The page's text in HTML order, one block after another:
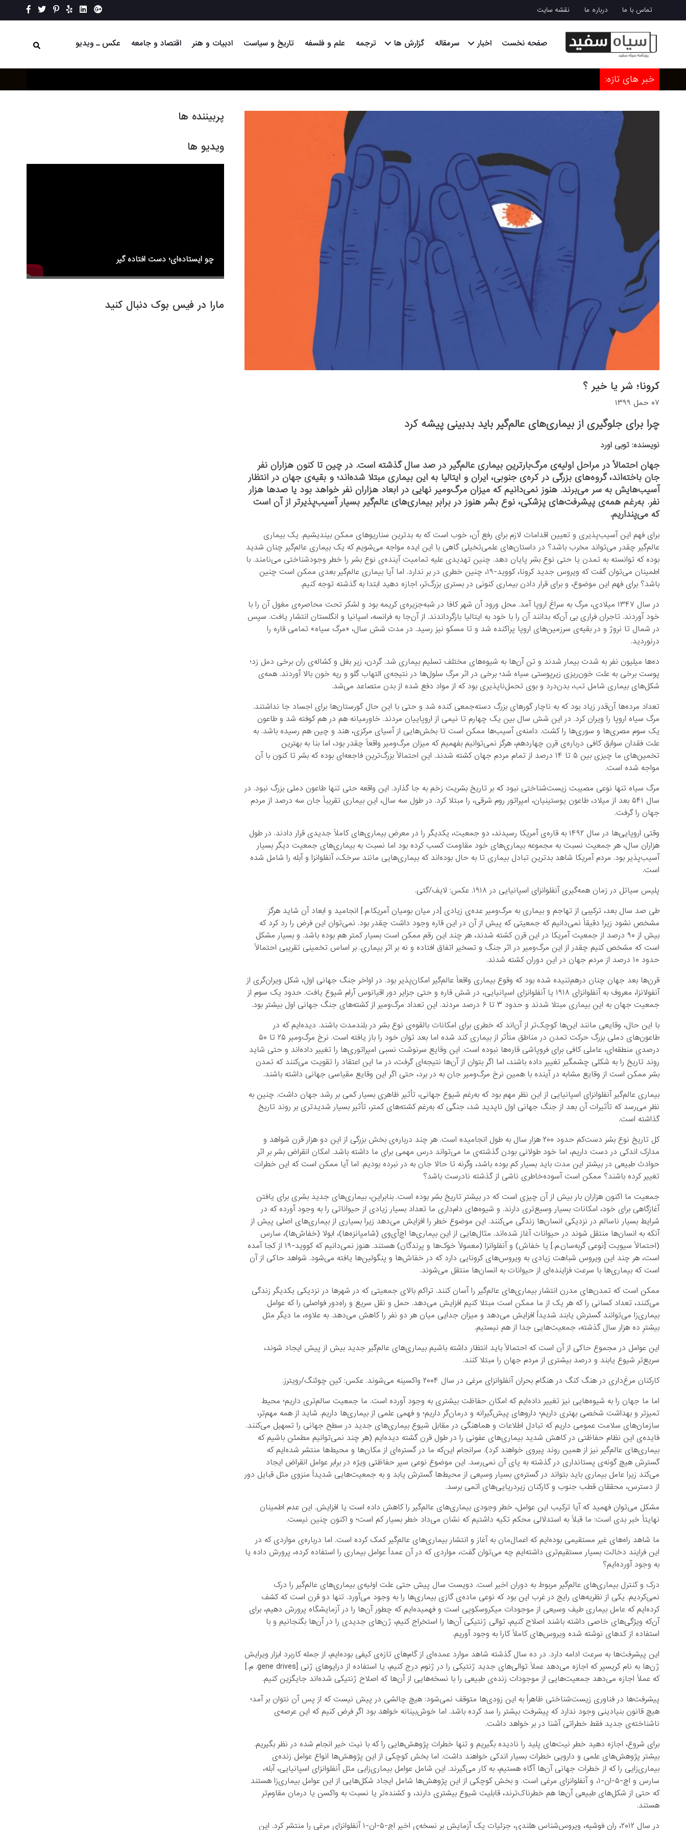
تماس با ما درباره ما نقشه سایت
صفحه نخست اخبار سرمقاله گزارش ها ترجمه علم و فلسفه تاریخ و سیاست ادبیات و هنر اقتصاد و جامعه عکس ـ ویدیو
خبر های تازه:
پربیننده ها
ویدیو ها
چو ایستاده‌ای؛ دست افتاده گیر
مارا در فیس بوک دنبال کنید
کرونا؛ شر یا خیر ؟
۰۷ حمل ۱۳۹۹
چرا برای جلوگیری از بیماری‌های عالم‌گیر باید بدبینی پیشه کرد
نویسنده: توبی اورد
جهان احتمالاً در مراحل اولیه‌ی مرگ‌بارترین بیماری عالم‌گیر در صد سال گذشته است. در چین تا کنون هزاران نفر
جان باخته‌اند، گروه‌های بزرگی در کره‌ی جنوبی، ایران و ایتالیا به این بیماری مبتلا شده‌اند؛ و بقیه‌ی جهان در انتظار
آسیب‌هایش به سر می‌برند. هنوز نمی‌دانیم که میزان مرگ‌و‌میر نهایی در ابعاد هزاران نفر خواهد بود یا صدها هزار
نفر. به‌رغم همه‌ی پیشرفت‌های پزشکی، نوع بشر هنوز در برابر بیماری‌های عالم‌گیر بسیار آسیب‌پذیرتر از آن است
که می‌پنداریم.
برای فهم این آسیب‌پذیری‌ و تعیین اقدامات لازم برای رفع آن، خوب است که به بدترین سناریو‌های ممکن بیندیشیم. یک بیماری
عالم‌گیر چقدر می‌تواند مخرب باشد؟ در داستان‌های علمی‌تخیلی گاهی با این ایده مواجه می‌شویم که یک بیماری عالم‌گیر چنان شدید
بوده که توانسته به تمدن یا حتی نوع بشر پایان دهد. چنین تهدیدی علیه تمامیت آینده‌ی نوع بشر را خطر وجودشناختی می‌نامند. با
اطمینان می‌توان گفت که ویروس جدید کرونا، کووید-۱۹، چنین خطری در بر ندارد. اما آیا بیماری عالم‌گیر بعدی ممکن است چنین
باشد؟ برای فهم این موضوع، و برای قرار دادن بیماری کنونی در بستری بزرگ‌تر، اجازه دهید ابتدا به گذشته توجه کنیم.
در سال ۱۳۴۷ میلادی، مرگ به سراغ اروپا آمد. محل ورود آن شهر کافا در شبه‌جزیره‌ی کریمه بود و لشکر تحت محاصره‌ی مغول آن را با
خود آوردند. تاجران فراری بی ‌‌آن‌که بدانند آن را با خود به ایتالیا بازگرداندند. از آن‌جا به فرانسه، اسپانیا و انگلستان انتشار یافت. سپس
در شمال تا نروژ و در بقیه‌ی سرزمین‌های اروپا پراکنده شد و تا مسکو نیز رسید. در مدت شش سال، «مرگ سیاه» تمامی قاره را
درنوردید.
ده‌ها میلیون نفر به شدت بیمار شدند و تن آن‌ها به شیوه‌های مختلف تسلیم بیماری شد. گردن، زیر بغل و کشاله‌ی ران برخی دمل‌ زد؛
پوست برخی به علت خون‌ریزی زیر‌پوستی سیاه شد؛ برخی در اثر مرگ سلول‌ها در نتیجه‌ی التهاب گلو و ریه خون بالا آوردند. همه‌ی
شکل‌های بیماری شامل تب، بدن‌درد و بوی تحمل‌ناپذیری بود که از مواد دفع شده از بدن متصاعد می‌شد.
تعداد مرده‌ها آن‌قدر زیاد بود که به ناچار گورهای بزرگ دسته‌جمعی کنده شد و حتی با این حال گورستان‌ها برای اجساد جا نداشتند.
مرگ سیاه اروپا را ویران کرد. در این شش سال بین یک چهارم تا نیمی از اروپاییان مردند. خاورمیانه هم در هم کوفته شد و طاعون
یک سوم مصری‌ها و سوری‌ها را کشت. دامنه‌ی آسیب‌ها ممکن است تا بخش‌هایی از آسیای مرکزی، هند و چین هم رسیده باشد. به
علت فقدان سوابق کافی درباره‌ی قرن چهاردهم، هرگز نمی‌توانیم بفهمیم که میزان مرگ‌و‌میر واقعاً چقدر بود، اما بنا به بهترین
تخمین‌های ما چیزی بین ۵ تا ۱۴ درصد از تمام مردم جهان کشته شدند. این احتمالاً بزرگ‌ترین فاجعه‌ای بوده که بشر تا کنون با آن
مواجه شده است.
مرگ سیاه تنها نوعی مصیبت زیست‌شناختی نبود که بر تاریخ بشریت زخم به جا گذارد. این واقعه حتی تنها طاعون دملی بزرگ نبود. در
سال ۵۴۱ بعد از میلاد، طاعون یوستینیان، امپراتور روم شرقی، را مبتلا کرد. در طول سه سال، این بیماری تقریباً جان سه درصد از مردم
جهان را گرفت.
وقتی اروپایی‌ها در سال ۱۴۹۲ به قاره‌ی آمریکا رسیدند، دو جمعیت، یکدیگر را در معرض بیماری‌های کاملاً جدیدی قرار دادند. در طول
هزاران سال، هر جمعیت نسبت به مجموعه بیماری‌های خود مقاومت کسب کرده بود اما نسبت به بیماری‌های جمعیت دیگر بسیار
آسیب‌پذیر بود. مردم آمریکا شاهد بدترین تبادل بیماری تا به حال بوده‌اند که بیماری‌هایی مانند سرخک، آنفلوانزا و آبله را شامل شده
است.
پلیس سیاتل در زمان همه‌گیری آنفلوانزای اسپانیایی در ۱۹۱۸. عکس: لایف/گتی.
طی صد سال بعد، ترکیبی از تهاجم و بیماری به مرگ‌و‌میر عده‌ی زیادی [در میان بومیان آمریکا.م.] انجامید و ابعاد آن شاید هرگز
مشخص نشود زیرا دقیقاً نمی‌دانیم که جمعیتی که پیش از آن در این قاره وجود داشت چقدر بود. نمی‌توان این فرض را رد کرد که
بیش از ۹۰ درصد از جمعیت آمریکا در این قرن کشته‌ شدند، هر چند این رقم ممکن است بسیار کمتر هم بوده باشد. و بسیار مشکل
است که مشخص کنیم چقدر از این مرگ‌و‌میر در اثر جنگ و تسخیر اتفاق افتاده و نه بر اثر بیماری. بر اساس تخمینی تقریبی احتمالاً
حدود ۱۰ درصد از مردم جهان در این دوران کشته شدند.
قرن‌ها بعد جهان چنان درهم‌تنیده شده بود که وقوع بیماری واقعاً عالم‌گیر امکان‌پذیر بود. در اواخر جنگ جهانی اول، شکل ویران‌گری از
آنفولانزا، معروف به آنفلوانزای ۱۹۱۸ یا آنفلوانزای اسپانیایی، در شش قاره و حتی جزایر دور اقیانوس آرام شیوع یافت. حدود یک سوم از
جمعیت جهان به این بیماری مبتلا شدند و حدود ۳ تا ۶ درصد مردند. این تعداد مرگ‌و‌میر از کشته‌های جنگ جهانی اول بیشتر بود.
با این حال، وقایعی مانند این‌ها کوچک‌تر از آن‌اند که خطری برای امکانات بالقوه‌ی نوع بشر در بلندمدت باشند. دیده‌ایم که در
طاعون‌های دملی بزرگ حرکت تمدن در مناطق متأثر از بیماری کند شده اما بعد توان خود را باز یافته است. نرخ مرگ‌و‌میر ۲۵ تا ۵۰
درصدیِ منطقه‌ای، عاملی کافی برای فروپاشی قاره‌ها نبوده است. این وقایع سرنوشت نسبی امپراتوری‌ها را تغییر داده‌اند و حتی شاید
روند تاریخ را به شکلی چشمگیر تغییر داده باشند، اما اگر بتوان از آن‌ها نتیجه‌ای گرفت، در ما این اعتقاد را تقویت می‌کنند که تمدن
بشر ممکن است از وقایع مشابه در آینده با همین نرخ مرگ‌و‌میر جان به در برد، حتی اگر این وقایع مقیاسی جهانی داشته باشند.
بیماری عالم‌گیر آنفلوانزای اسپانیایی از این نظر مهم بود که به‌رغم شیوع جهانی، تأثیر ظاهری بسیار کمی بر رشد جهان داشت. چنین به
نظر می‌رسد که تأثیرات آن بعد از جنگ جهانی اول ناپدید شد، جنگی که به‌رغم کشته‌های کمتر، تأثیر بسیار شدیدتری بر روند تاریخ
گذاشته است.
کل تاریخ نوع بشر دست‌کم حدود ۲۰۰ هزار سال به طول انجامیده است. هر چند درباره‌ی بخش بزرگی از این دو هزار قرن شواهد و
مدارک اندکی در دست داریم، اما خود طولانی بودن گذشته‌ی ما می‌تواند درس مهمی برای ما داشته باشد. امکان انقراض بشر بر اثر
حوادث طبیعی در بیشتر این مدت‌ باید بسیار کم بوده باشد، وگرنه تا حالا جان به در نبرده بودیم. اما آیا ممکن است که این خطرات
تغییر کرده باشند؟ ممکن است آسوده‌خاطری ناشی از گذشته نادرست باشد؟
جمعیت ما اکنون هزاران بار بیش از آن چیزی است که در بیشتر تاریخ بشر بوده است. بنابراین، بیماری‌های جدید بشری برای یافتن
آغازگاهی برای خود، امکانات بسیار وسیع‌تری دارند. و شیوه‌های دام‌داری ما تعداد بسیار زیادی از حیواناتی را به وجود آورده که در
شرایط بسیار ناسالم در نزدیکی انسان‌ها زندگی می‌کنند. این موضوع خطر را افزایش می‌دهد زیرا بسیاری از بیماری‌های اصلی پیش از
آنکه به انسان‌ها منتقل شوند در حیوانات آغاز شده‌اند. مثال‌هایی از این بیماری‌ها اچ‌آی‌وی (شامپانزه‌ها)، ابولا (خفاش‌ها)، سارس
(احتمالاً سیویت [نوعی گربه‌سان.م.] یا خفاش) و آنفلوانزا (معمولاً خوک‌ها و پرندگان) هستند. هنوز نمی‌دانیم که کووید-۱۹ از کجا آمده
است، هر چند این ویروس شباهت زیادی به ویروس‌های کرونایی دارد که در خفاش‌ها و پنگولین‌ها یافته می‌شود. شواهد حاکی از آن
است که بیماری‌ها با سرعت فزاینده‌ای از حیوانات به انسان‌ها منتقل می‌شوند.
ممکن است که تمدن‌های مدرن انتشار بیماری‌های عالم‌گیر را آسان کنند. تراکم بالای جمعیتی که در شهرها در نزدیکی یکدیگر زندگی
می‌کنند، تعداد کسانی را که هر یک از ما ممکن است مبتلا کنیم افزایش می‌دهد. حمل و نقل سریع و راهِ‌دور فواصلی را که عوامل
بیماری‌زا می‌توانند گسترش یابند شدیداً افزایش می‌دهد و میزان جدایی میان هر دو نفر را کاهش می‌دهد. به علاوه، ما دیگر مثل
بیشترِ ده هزار سال گذشته، جمعیت‌هایی جدا از هم نیستیم.
این عوامل در مجموع حاکی از آن است که احتمالاً باید انتظار داشته باشیم بیماری‌های عالم‌گیر جدید‌ بیش از پیش ایجاد شوند،
سریع‌تر شیوع یابند و درصد بیشتری از مردم جهان را مبتلا کنند.
کارکنان مرغ‌داری در هنگ کنگ در هنگام بحران آنفلوانزای مرغی در سال ۲۰۰۴ واکسینه می‌شوند. عکس: کین چوئنگ/رویترز.
اما ما جهان را به شیوه‌هایی نیز تغییر داده‌ایم که امکان حفاظت بیشتری به وجود آورده است. ما جمعیت سالم‌تری داریم؛ محیط
تمیزتر و بهداشت شخصی بهتری داریم؛ داروهای پیش‌گیرانه و درمان‌گر داریم؛ و فهمی علمی از بیماری‌ها داریم. شاید از همه‌ مهم‌تر،
سازمان‌های سلامت عمومی داریم که تبادل اطلاعات و هماهنگی در مقابل شیوع بیماری‌های جدید در سطح جهانی را تسهیل می‌کنند.
فایده‌ی این نظام حفاظتی در کاهش شدید بیماری‌های عفونی را در طول قرن گشته دیده‌ایم (هر چند نمی‌توانیم مطمئن باشیم که
بیماری‌های عالم‌گیر نیز از همین روند پیروی خواهند کرد). سرانجام این‌که ما در گستره‌ای از مکان‌ها و محیط‌ها منتشر شده‌ایم که
گسترش هیچ گونه‌ی پستانداری در گذشته به پای آن نمی‌رسد. این موضوع نوعی سپر حفاظتی ویژه در برابر عوامل انقراض ایجاد
می‌کند زیرا عامل بیماری باید بتواند در گستره‌ی بسیار وسیعی از محیط‌ها گسترش یابد و به جمعیت‌هایی شدیداً منزوی مثل قبایل دور
از دسترس، محققان قطب جنوب و کارکنان زیردریایی‌های اتمی برسد.
مشکل می‌توان فهمید که آیا ترکیب این عوامل، خطر وجودی بیماری‌های عالم‌گیر را کاهش داده است یا افزایش. این عدم اطمینان
نهایتاً خبر بدی است: ما قبلاً به استدلالی محکم تکیه داشتیم که نشان می‌داد خطر بسیار کم است؛ و اکنون چنین نیست.
ما شاهد راه‌های غیر مستقیمی بوده‌ایم که اعمال‌مان به آغاز و انتشار بیماری‌های عالم‌گیر کمک کرده است. اما درباره‌ی مواردی که در
این فرایند دخالت بسیار مستقیم‌تری داشته‌ایم چه می‌توان گفت، مواردی که در آن عمداً عوامل بیماری را استفاده‌ کرده، پرورش داده یا
به وجود آورده‌ایم؟
درک و کنترل بیماری‌های عالم‌گیر مربوط به دوران اخیر است. دویست سال پیش حتی علت اولیه‌ی بیماری‌های عالم‌گیر را درک
نمی‌کردیم. یکی از نظریه‌ها‌ی رایج در غرب این بود که نوعی ماده‌ی گازی بیماری‌ها را به وجود می‌آورد. تنها دو قرن است که کشف
کرده‌ایم که عامل بیماری طیف وسیعی از موجودات میکروسکوپی است و فهمیده‌ایم که چطور آن‌ها را در آزمایشگاه پرورش دهیم، برای
آن‌که ویژگی‌های خاصی داشته باشند اصلاح کنیم، توالی ژنتیکی آن‌ها را استخراج کنیم، ژن‌های جدیدی را در آن‌ها بگنجانیم و با
استفاده از کدهای نوشته شده ویروس‌های کاملاً کارا به وجود آوریم.
این پیشرفت‌ها به سرعت ادامه دارد. در ده سال گذشته شاهد موارد عمده‌ای از گام‌های تازه‌ی کیفی بوده‌ایم، از جمله کاربرد ابزار ویرایش
ژن‌ها به نام کریسپر که اجازه می‌دهد عملاً توالی‌های جدید ژنتیکی را در ژنوم درج کنیم، یا استفاده از درایو‌های ژنی [gene drives. م.]
که عملاً اجازه می‌دهد جمعیت‌هایی از موجودات زنده‌ی طبیعی را با نسخه‌هایی از آن‌ها که اصلاح ژنتیکی شده‌اند جایگزین کنیم.
پیشرفت‌ها در فناوری زیست‌شناختی ظاهراً به این زودی‌ها متوقف نمی‌شود: هیچ چالشی در پیش نیست که از پس آن نتوان بر آمد؛
هیچ قانون بنیادینی وجود ندارد که پیشرفت بیشتر را سد کرده باشد. اما خوش‌بینانه خواهد بود اگر فرض کنیم که این عرصه‌ی
ناشناخته‌ی جدید فقط خطراتی آشنا در بر خواهد داشت.
برای شروع، اجازه دهید خطر نیت‌های پلید را نادیده بگیریم و تنها خطرات پژوهش‌هایی را که با نیت خیر انجام شده در نظر بگیریم.
بیشتر پژوهش‌های علمی و دارویی خطرات بسیار اندکی خواهند داشت. اما بخش کوچکی از این پژوهش‌ها انواع عوامل زنده‌ی
بیماری‌زایی را که از خطرات جهانی آن‌ها آگاه هستیم، به کار می‌گیرند. این شامل عوامل بیماری‌زایی مثل آنفلوانزای اسپانیایی، آبله،
سارس و اچ-۵-ان-۱، و آنفلوانزای مرغی است. و بخش کوچکی از این پژوهش‌ها شامل ایجاد شکل‌هایی از این عوامل بیماری‌زا هستند
که حتی از شکل‌های طبیعی آن‌ها هم خطرناک‌ترند، قابلیت شیوع بیشتری دارند، و کشنده‌تر یا نسبت به واکسن یا درمان مقاوم‌تر
هستند.
در سال ۲۰۱۲، ران فوشیه، ویروس‌شناس هلندی، جزئیات یک آزمایش بر نسخه‌ی اخیر اچ-۵-ان-۱ آنفلوانزای مرغی را منتشر کرد. این